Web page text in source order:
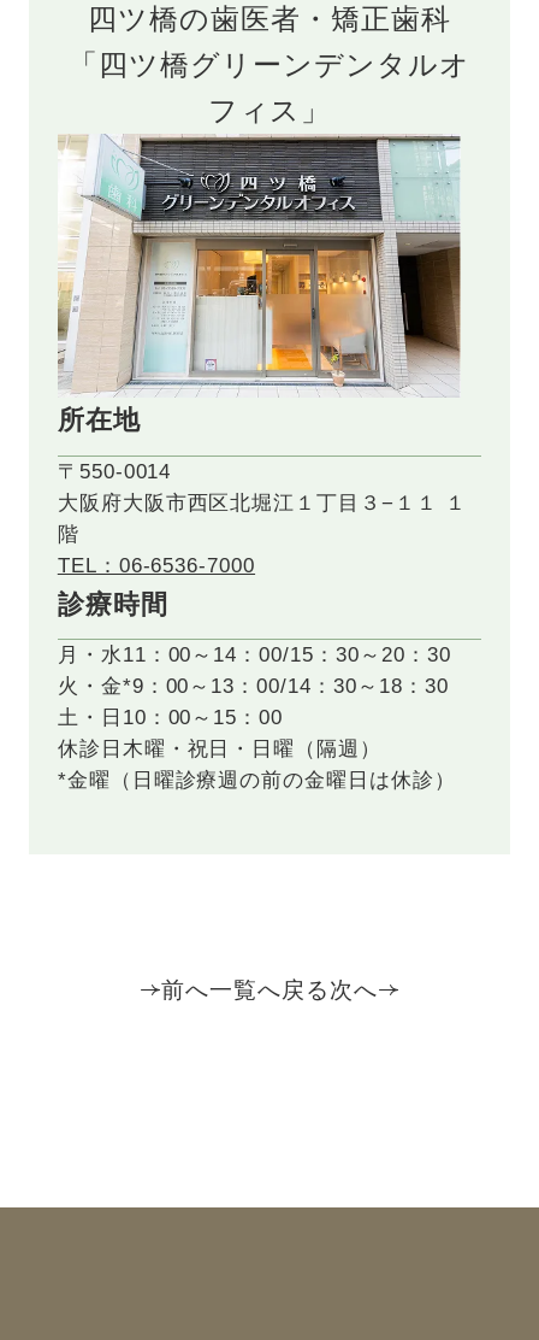
四ツ橋の歯医者・矯正歯科
「四ツ橋グリーンデンタルオ
フィス」
所在地
〒550-0014
大阪府大阪市西区北堀江１丁目３−１１ １
階
TEL：06-6536-7000
診療時間
月・水11：00～14：00/15：30～20：30
火・金*9：00～13：00/14：30～18：30
土・日 10：00～15：00
休診日 木曜・祝日・日曜（隔週）
*金曜（日曜診療週の前の金曜日は休診）
前へ一覧へ戻る次へ